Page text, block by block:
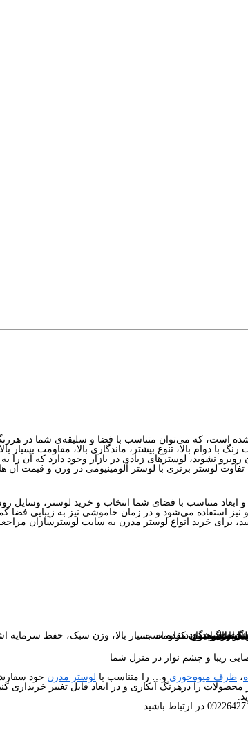
با دوام بالا، تنوع بیشتر، ماندگاری بالا، مقاومت
روبرو نشوید، لوسترهای زیادی در بازار وجود دارد که آن را
و ابعاد متناسب با فضای شما انتخاب و خرید لوستر، وسایل
نیز استفاده می‌شود و در زمان خاموشی نیز به زیبایی
برای خرید انواع لوستر مدرن به سایت لوسترسازان
می‌باشد.
ست می‌شود.
را دوچندان کرده است.
رنگ های متنوع، مقاومت بسیار بالا، وزن سبک، حفظ سرمایه
می‌گردد.
برساند.
ارسال میگردد.
زیبا و چشم نواز در منزل شما
، ظرف میوه‌خوری و… را متناسب با لوستر مدرن خود
را درهرنگ آبکاری و در ابعاد قابل تغییر خریداری